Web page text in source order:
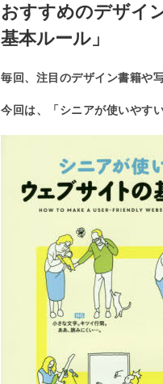
おすすめのデザイ
基本ルール」
毎回、注目のデザイン書籍や
今回は、「シニアが使いやす